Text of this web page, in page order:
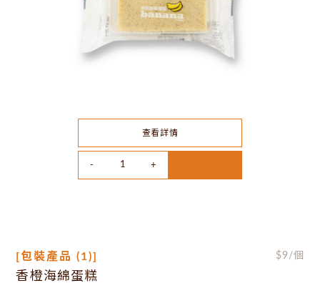
查看詳情
[包裝產品 (1)] $9 /個
香橙海綿蛋糕